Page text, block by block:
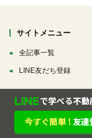
サイトメニュー
全記事一覧
LINE友だち登録